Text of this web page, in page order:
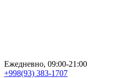
Ежедневно, 09:00-21:00
+998(93) 383-1707